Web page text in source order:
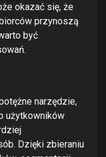
okazać się, że
przynoszą
być
narzędzie,
użytkowników
Dzięki zbieraniu